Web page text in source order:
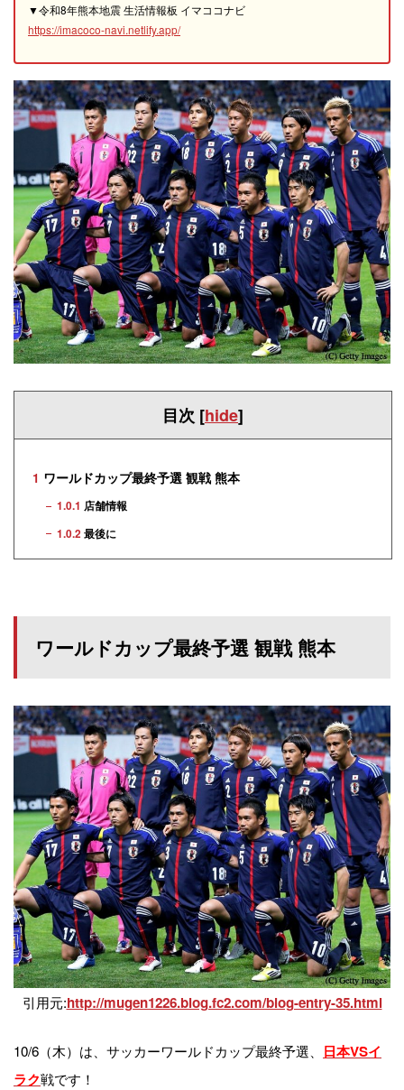
▼令和8年熊本地震 生活情報板 イマココナビ
https://imacoco-navi.netlify.app/
目次 [hide]
1 ワールドカップ最終予選 観戦 熊本
1.0.1 店舗情報
1.0.2 最後に
ワールドカップ最終予選 観戦 熊本
引用元:http://mugen1226.blog.fc2.com/blog-entry-35.html
10/6（木）は、サッカーワールドカップ最終予選、 日本VSイ
ラク戦です！